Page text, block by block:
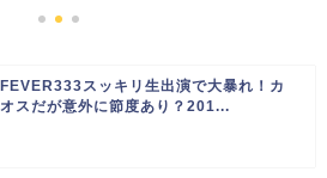
FEVER333スッキリ生出演で大暴れ！カ
オスだが意外に節度あり？201...